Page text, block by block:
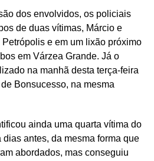
dos envolvidos, os policiais
de duas vítimas, Márcio e
e em um lixão próximo
em Várzea Grande. Já o
na manhã desta terça-feira
Bonsucesso, na mesma
ainda uma quarta vítima do
antes, da mesma forma que
abordados, mas conseguiu